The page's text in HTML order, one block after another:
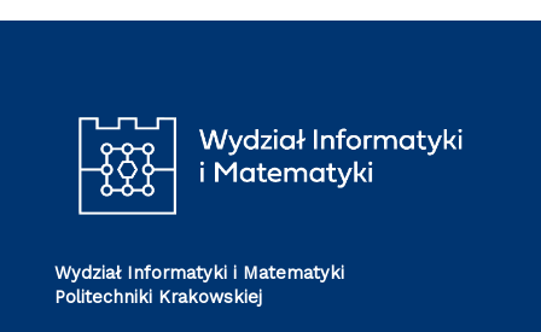
Wydział Informatyki i Matematyki
Politechniki Krakowskiej